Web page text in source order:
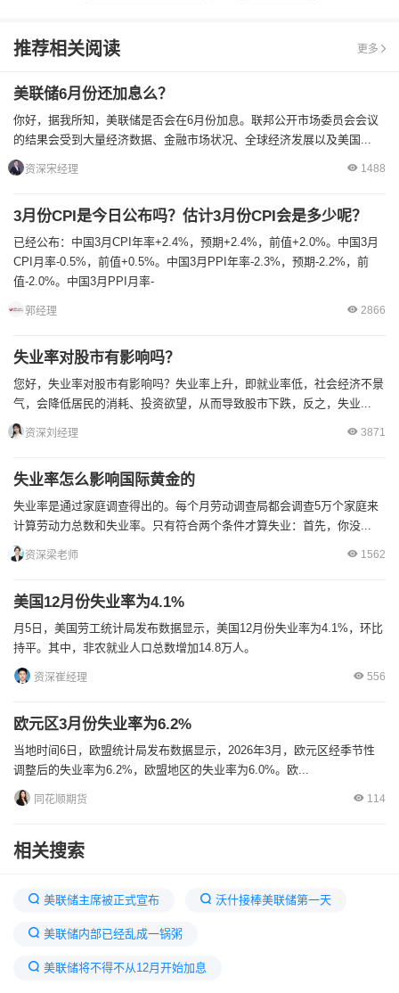
推荐相关阅读 更多
美联储6月份还加息么？
你好，据我所知，美联储是否会在6月份加息。联邦公开市场委员会会议
的结果会受到大量经济数据、金融市场状况、全球经济发展以及美国...
资深宋经理 1488
3月份CPI是今日公布吗？估计3月份CPI会是多少呢？
已经公布：中国3月CPI年率+2.4%，预期+2.4%，前值+2.0%。中国3月
CPI月率-0.5%，前值+0.5%。中国3月PPI年率-2.3%，预期-2.2%，前
值-2.0%。中国3月PPI月率-
郭经理 2866
失业率对股市有影响吗？
您好，失业率对股市有影响吗？失业率上升，即就业率低，社会经济不景
气，会降低居民的消耗、投资欲望，从而导致股市下跌，反之，失业...
资深刘经理 3871
失业率怎么影响国际黄金的
失业率是通过家庭调查得出的。每个月劳动调查局都会调查5万个家庭来
计算劳动力总数和失业率。只有符合两个条件才算失业：首先，你没...
资深梁老师 1562
美国12月份失业率为4.1%
月5日，美国劳工统计局发布数据显示，美国12月份失业率为4.1%，环比
持平。其中，非农就业人口总数增加14.8万人。
资深崔经理 556
欧元区3月份失业率为6.2%
当地时间6日，欧盟统计局发布数据显示，2026年3月，欧元区经季节性
调整后的失业率为6.2%，欧盟地区的失业率为6.0%。欧...
同花顺期货 114
相关搜索
美联储主席被正式宣布 沃什接棒美联储第一天
美联储内部已经乱成一锅粥
美联储将不得不从12月开始加息